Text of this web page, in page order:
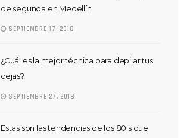
de segunda en Medellín
SEPTIEMBRE 17, 2018
¿Cuál es la mejor técnica para depilar tus
cejas?
SEPTIEMBRE 27, 2018
Estas son las tendencias de los 80’s que